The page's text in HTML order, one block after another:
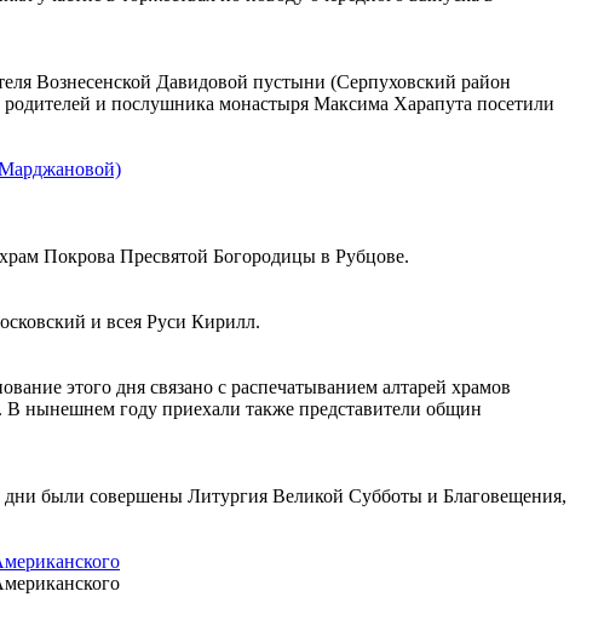
Вознесенской Давидовой пустыни (Серпуховский район
и послушника монастыря Максима Харапута посетили
Покрова Пресвятой Богородицы в Рубцове.
и всея Руси Кирилл.
этого дня связано с распечатыванием алтарей храмов
В нынешнем году приехали также представители общин
дни были совершены Литургия Великой Субботы и Благовещения,